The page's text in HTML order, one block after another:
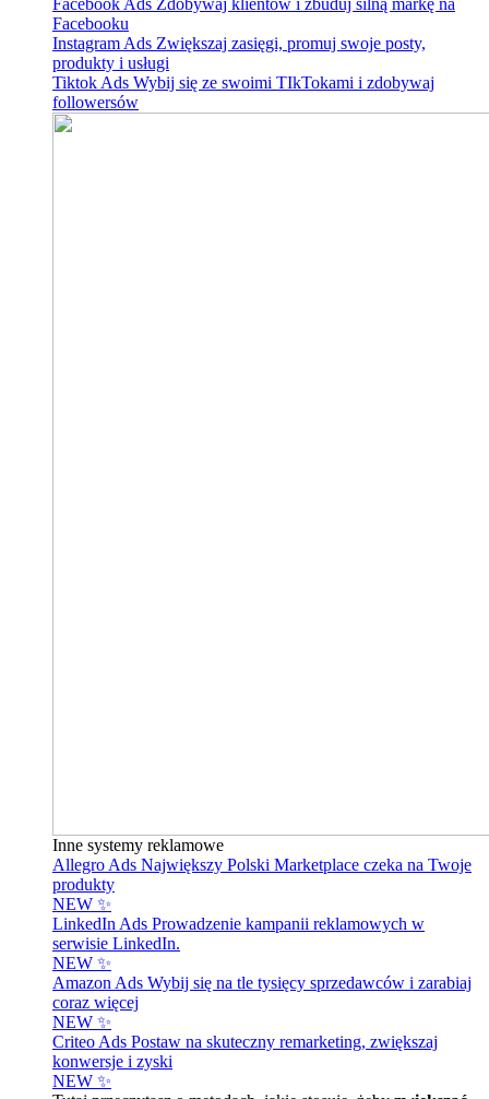
Facebook Ads Zdobywaj klientów i zbuduj silną markę na
Facebooku
Instagram Ads Zwiększaj zasięgi, promuj swoje posty,
produkty i usługi
Tiktok Ads Wybij się ze swoimi TIkTokami i zdobywaj
followersów
Inne systemy reklamowe
Allegro Ads Największy Polski Marketplace czeka na Twoje
produkty
NEW ✨
LinkedIn Ads Prowadzenie kampanii reklamowych w
serwisie LinkedIn.
NEW ✨
Amazon Ads Wybij się na tle tysięcy sprzedawców i zarabiaj
coraz więcej
NEW ✨
Criteo Ads Postaw na skuteczny remarketing, zwiększaj
konwersje i zyski
NEW ✨